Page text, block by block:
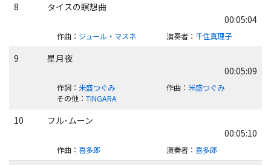
8
タイスの瞑想曲
00:05:04
作曲： ジュール・マスネ 演奏者： 千住真理子
9
星月夜
00:05:09
作詞： 米盛つぐみ 作曲： 米盛つぐみ
その他： TINGARA
10
フル･ムーン
00:05:10
作曲： 喜多郎 演奏者： 喜多郎